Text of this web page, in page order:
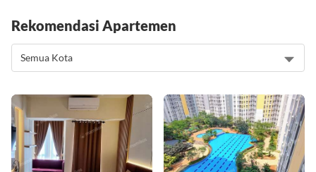
Rekomendasi Apartemen